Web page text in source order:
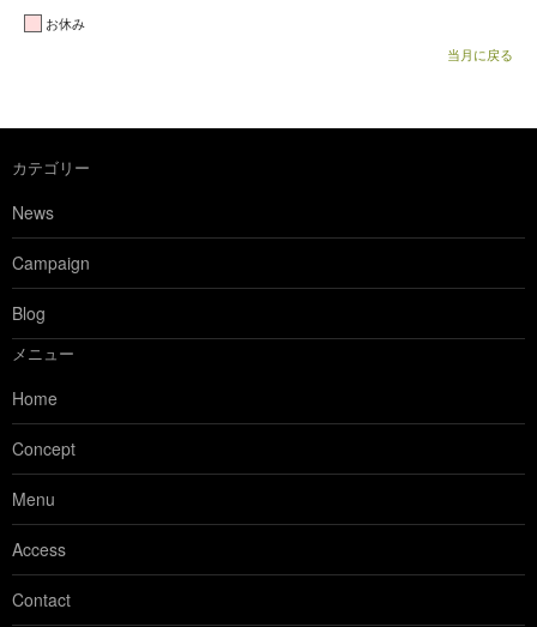
お休み
当月に戻る
カテゴリー
News
Campaign
Blog
メニュー
Home
Concept
Menu
Access
Contact